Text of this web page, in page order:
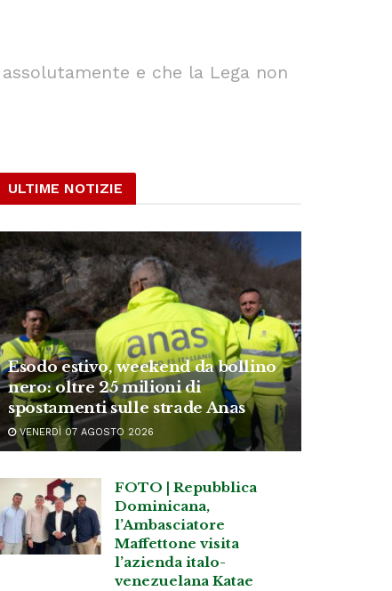
e che la Lega non
ULTIME NOTIZIE
Esodo estivo, weekend da bollino
nero: oltre 25 milioni di
spostamenti sulle strade Anas
VENERDÌ 07 AGOSTO 2026
FOTO | Repubblica
Dominicana,
l’Ambasciatore
Maffettone visita
l’azienda italo-
venezuelana Katae